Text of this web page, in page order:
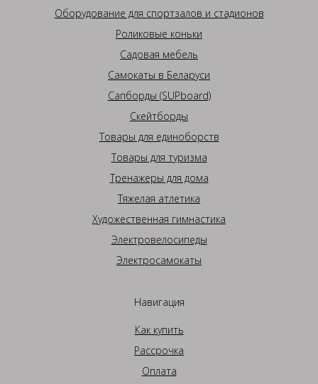
Оборудование для спортзалов и стадионов
Роликовые коньки
Садовая мебель
Самокаты в Беларуси
Сапборды (SUPboard)
Скейтборды
Товары для единоборств
Товары для туризма
Тренажеры для дома
Тяжелая атлетика
Художественная гимнастика
Электровелосипеды
Электросамокаты
Навигация
Как купить
Рассрочка
Оплата